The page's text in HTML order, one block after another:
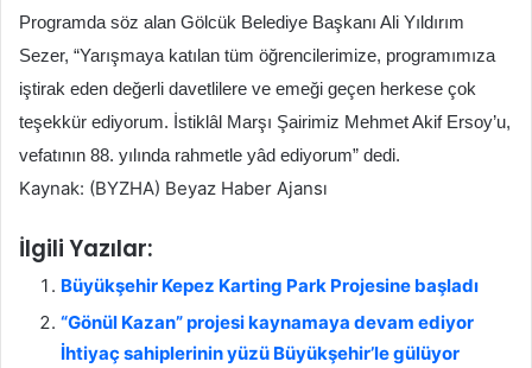
Programda söz alan Gölcük Belediye Başkanı Ali Yıldırım
Sezer, “Yarışmaya katılan tüm öğrencilerimize, programımıza
iştirak eden değerli davetlilere ve emeği geçen herkese çok
teşekkür ediyorum. İstiklâl Marşı Şairimiz Mehmet Akif Ersoy’u,
vefatının 88. yılında rahmetle yâd ediyorum” dedi.
Kaynak: (BYZHA) Beyaz Haber Ajansı
İlgili Yazılar:
Büyükşehir Kepez Karting Park Projesine başladı
“Gönül Kazan” projesi kaynamaya devam ediyor
İhtiyaç sahiplerinin yüzü Büyükşehir’le gülüyor